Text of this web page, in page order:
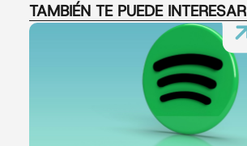
TAMBIÉN TE PUEDE INTERESAR